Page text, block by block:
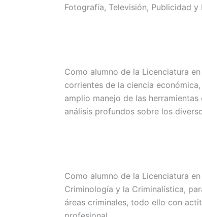
Fotografía, Televisión, Publicidad y
Como alumno de la Licenciatura
corrientes de la ciencia
amplio manejo de las
análisis profundos sobre los
Como alumno de la Licenciatura
Criminología y la Criminalística,
áreas criminales, todo ello con